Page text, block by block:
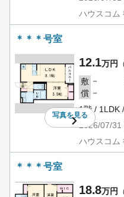
ハウスコム
＊＊＊号室
写真を見る
12.1万円
敷 －
償 －
1階 / 1LDK
2026/07/31
ハウスコム
＊＊＊号室
18.8万円